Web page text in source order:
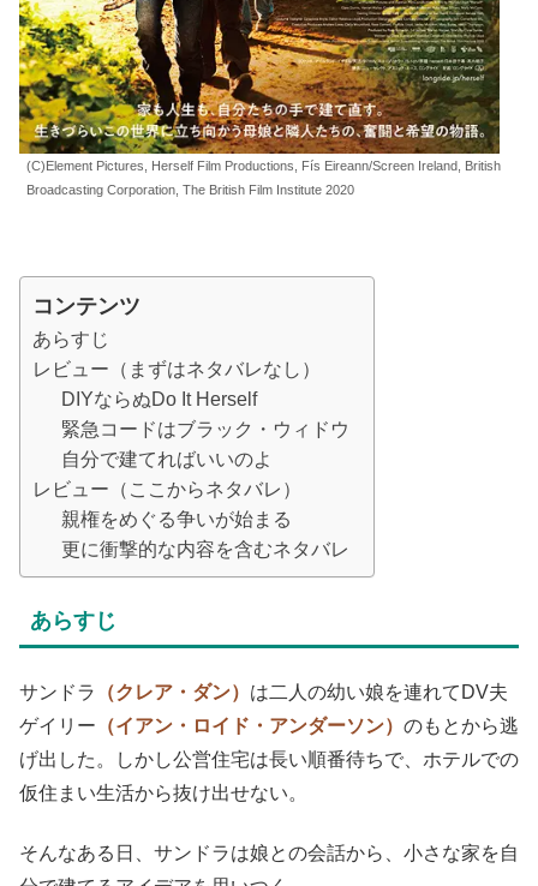
(C)Element Pictures, Herself Film Productions, Fís Eireann/Screen Ireland, British
Broadcasting Corporation, The British Film Institute 2020
コンテンツ
あらすじ
レビュー（まずはネタバレなし）
DIYならぬDo It Herself
緊急コードはブラック・ウィドウ
自分で建てればいいのよ
レビュー（ここからネタバレ）
親権をめぐる争いが始まる
更に衝撃的な内容を含むネタバレ
あらすじ
サンドラ （クレア・ダン） は二人の幼い娘を連れてDV夫
ゲイリー （イアン・ロイド・アンダーソン） のもとから逃
げ出した。しかし公営住宅は長い順番待ちで、ホテルでの
仮住まい生活から抜け出せない。
そんなある日、サンドラは娘との会話から、小さな家を自